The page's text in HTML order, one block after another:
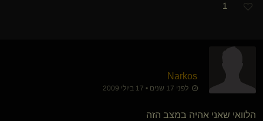
1
Narkos
לפני 17 שנים • 17 ביולי 2009
הלוואי שאני אהיה במצב הזה